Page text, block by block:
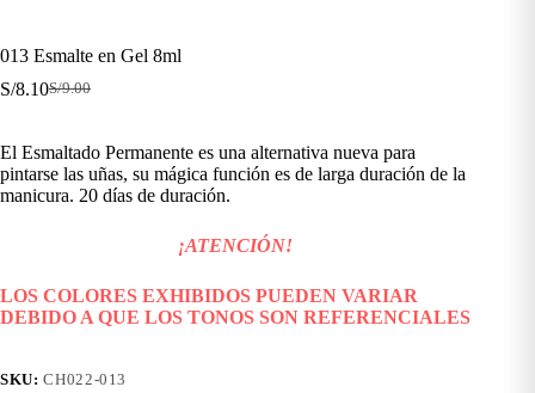
013 Esmalte en Gel 8ml
S/9.00
El
era:
S/9.00.
S/8.10El
es:
S/8.10.
El Esmaltado Permanente es una alternativa nueva para
pintarse las uñas, su mágica función es de larga duración de la
manicura. 20 días de duración.
¡ATENCIÓN!
LOS COLORES EXHIBIDOS PUEDEN VARIAR
DEBIDO A QUE LOS TONOS SON REFERENCIALES
SKU:CH022-013